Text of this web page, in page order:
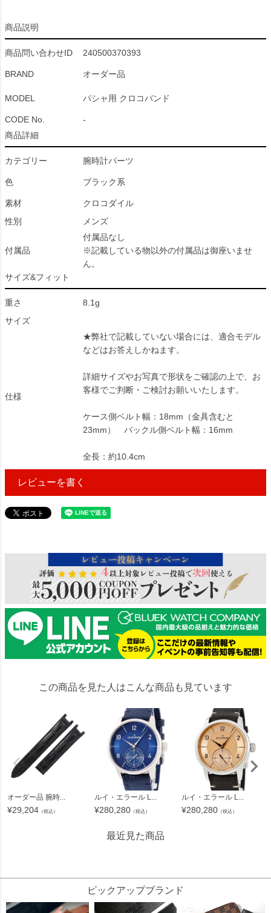
商品説明
商品問い合わせID 240500370393
BRAND オーダー品
MODEL パシャ用 クロコバンド
CODE No.
-
商品詳細
カテゴリー 腕時計パーツ
色 ブラック系
素材
クロコダイル
性別
メンズ
付属品
付属品なし
※記載している物以外の付属品は御座いませ
ん。
サイズ&フィット
重さ
8.1g
サイズ
仕様
★弊社で記載していない場合には、適合モデル
などはお答えしかねます。
詳細サイズやお写真で形状をご確認の上で、お
客様でご判断・ご検討お願いいたします。
ケース側ベルト幅：18mm（金具含むと
23mm） バックル側ベルト幅：16mm
全長：約10.4cm
レビューを書く
この商品を見た人はこんな商品も見ています
オーダー品 腕時...
¥29,204 （税込）
ルイ・エラール L...
¥280,280 （税込）
ルイ・エラール L...
¥280,280 （税込）
最近見た商品
ピックアップブランド